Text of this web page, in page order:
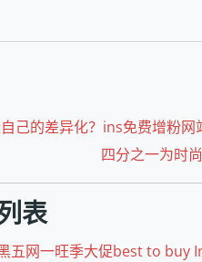
己的差异化？ins免费增粉
四分之一为时
表
五网一旺季大促best to